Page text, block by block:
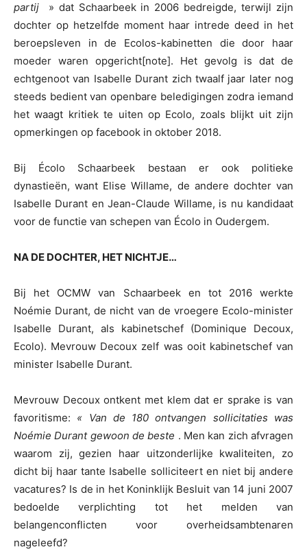
partij
» dat Schaarbeek in 2006 bedreigde, terwijl zijn
dochter op hetzelfde moment haar intrede deed in het
beroepsleven in de Ecolos-kabinetten die door haar
moeder waren opgericht[note]. Het gevolg is dat de
echtgenoot van Isabelle Durant zich twaalf jaar later nog
steeds bedient van openbare beledigingen zodra iemand
het waagt kritiek te uiten op Ecolo, zoals blijkt uit zijn
opmerkingen op facebook in oktober 2018.
Bij Écolo Schaarbeek bestaan er ook politieke
dynastieën, want Elise Willame, de andere dochter van
Isabelle Durant en Jean-Claude Willame, is nu kandidaat
voor de functie van schepen van Écolo in Oudergem.
NA DE DOCHTER, HET NICHTJE…
Bij het OCMW van Schaarbeek en tot 2016 werkte
Noémie Durant, de nicht van de vroegere Ecolo-minister
Isabelle Durant, als kabinetschef (Dominique Decoux,
Ecolo). Mevrouw Decoux zelf was ooit kabinetschef van
minister Isabelle Durant.
Mevrouw Decoux ontkent met klem dat er sprake is van
favoritisme: « Van de 180 ontvangen sollicitaties was
Noémie Durant gewoon de beste . Men kan zich afvragen
waarom zij, gezien haar uitzonderlijke kwaliteiten, zo
dicht bij haar tante Isabelle solliciteert en niet bij andere
vacatures? Is de in het Koninklijk Besluit van 14 juni 2007
bedoelde verplichting tot het melden van
belangenconflicten voor overheidsambtenaren
nageleefd?